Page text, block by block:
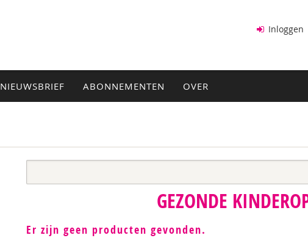
Inloggen
NIEUWSBRIEF ABONNEMENTEN OVER
GEZONDE
Er zijn geen producten gevonden.